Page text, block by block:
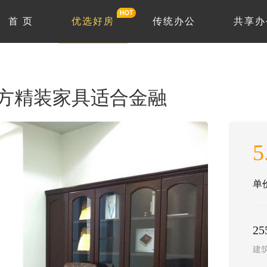
首 页 优选好房 传统办公 共享
精装家具适合金融
单
建